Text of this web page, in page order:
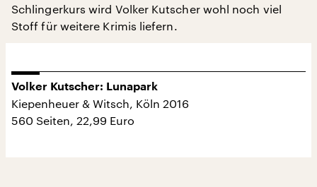
Schlingerkurs wird Volker Kutscher wohl noch viel
Stoff für weitere Krimis liefern.
Volker Kutscher: Lunapark
Kiepenheuer & Witsch, Köln 2016
560 Seiten, 22,99 Euro